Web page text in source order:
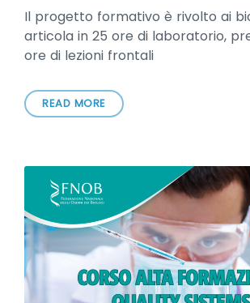
Il progetto formativo è rivolto ai
articola in 25 ore di laboratorio,
ore di lezioni frontali
READ MORE